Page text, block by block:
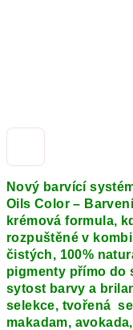
Nový barvící
Oils Color –
krémová formula,
rozpuštěné v
čistých, 100%
pigmenty přímo do
sytost barvy a
selekce, tvořená
makadam,